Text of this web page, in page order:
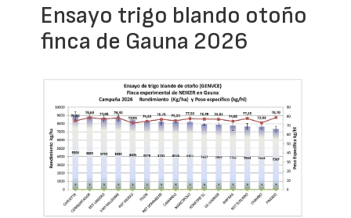
Ensayo trigo blando otoño
finca de Gauna 2026